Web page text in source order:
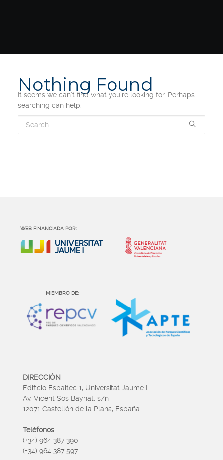
Nothing Found
It seems we can’t find what you’re looking for. Perhaps
searching can help.
WEB FINANCIADA POR:
MIEMBRO DE:
DIRECCIÓN
Edificio Espaitec 1, Universitat Jaume I
Av. Vicent Sos Baynat, s/n
12071 Castellón de la Plana, España
Teléfonos
(+34) 964 387 390
(+34) 964 387 597